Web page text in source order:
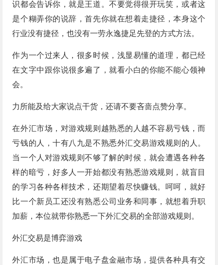
识都会告诉你，就是王道。不要觉得很开玩笑，或者这
是个糊弄你的说辞，首先你就在想着走捷径，本身这个
行业没有捷径，也没有一劳永逸捷足先登的方式方法。
作为一个过来人，很多时候，浅显易懂的道理，都已经
在文字中跟你说很多遍了，就看小白的你能不能心领神
会。
力所能及给大家说点干货，还请不要吝啬点赞分享。
在外汇市场，对游戏规则越熟悉的人越不容易亏钱，而
亏钱的人，十有八九是不熟悉外汇交易游戏规则的人。
当一个人对游戏规则不够了解的时候，就会遭遇各种各
样的暗亏，好多人一开始都没有熟悉游戏规则，就盲目
的学习各种各样技术，还期望着尽快赚钱。呵呵，就好
比一个新员工还没有熟悉公司业务和同事，就想着升职
加薪，本位就带你熟悉一下外汇交易的全部游戏规则。
外汇交易是博弈游戏
外汇市场，也是属于电子盘金融市场，提供各种具有交